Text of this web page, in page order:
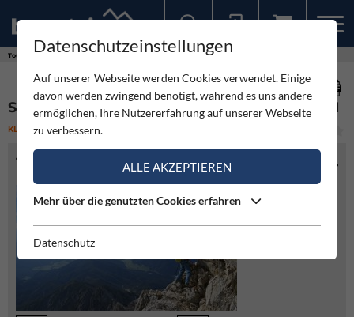
Touren Südwandband Klettersteig Buchstein
SÜDWANDBAND KLETTERSTEIG BUCHSTEIN
KLETTERSTEIG LEICHT
TOURENINFO
Datenschutzeinstellungen
Auf unserer Webseite werden Cookies verwendet. Einige
davon werden zwingend benötigt, während es uns andere
ermöglichen, Ihre Nutzererfahrung auf unserer Webseite
zu verbessern.
ALLE AKZEPTIEREN
Mehr über die genutzten Cookies erfahren
Datenschutz